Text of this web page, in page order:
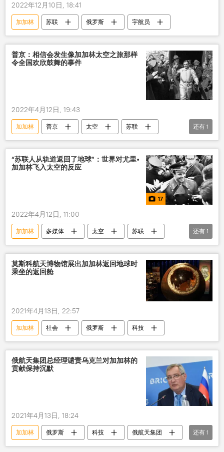
2022年12月10日, 18:41
加加林 苏联 俄罗斯 宇航员
普京：相信会发生像加加林太空之旅那样
令全国欢欣鼓舞的事件
2022年4月12日, 19:43
加加林 普京 太空
苏联
俄罗斯
还有 1
“苏联人从轨道返回了地球”：世界对尤里•
加加林飞入太空的反应
17
2022年4月12日, 11:00
加加林 多媒体 太空
苏联
照片
还有 1
莫斯科航天博物馆展出加加林返回地球时
乘坐的返回舱
2021年4月13日, 22:57
加加林 社会 俄罗斯 科技
俄航天集团总经理谴责乌克兰对加加林的
贡献保持沉默
2021年4月13日, 18:24
加加林 俄罗斯 科技
俄航天集团
乌克兰
还有 1